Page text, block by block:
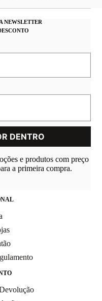
NEWSLETTER
e produtos com preço
a primeira compra.